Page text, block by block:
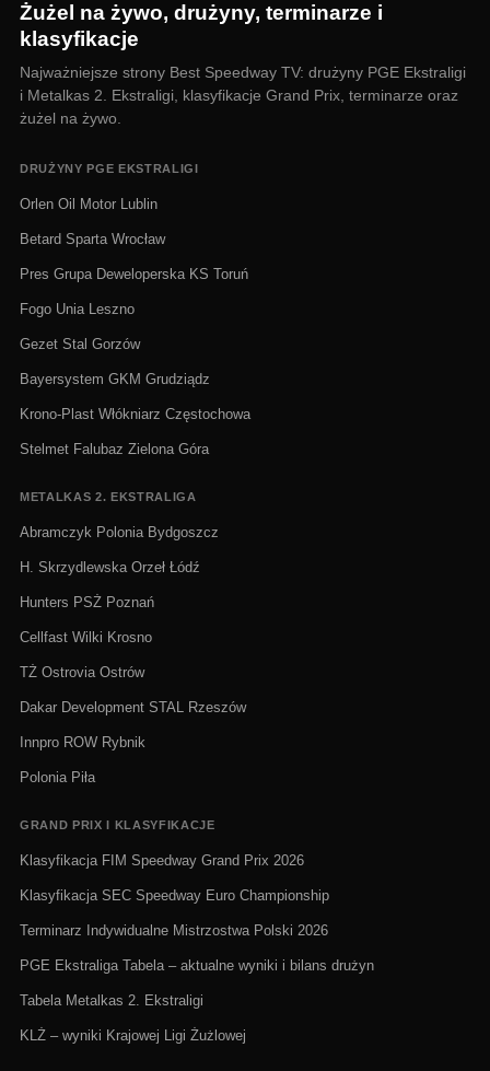
Żużel na żywo, drużyny, terminarze i
klasyfikacje
Najważniejsze strony Best Speedway TV: drużyny PGE Ekstraligi
i Metalkas 2. Ekstraligi, klasyfikacje Grand Prix, terminarze oraz
żużel na żywo.
DRUŻYNY PGE EKSTRALIGI
Orlen Oil Motor Lublin
Betard Sparta Wrocław
Pres Grupa Deweloperska KS Toruń
Fogo Unia Leszno
Gezet Stal Gorzów
Bayersystem GKM Grudziądz
Krono-Plast Włókniarz Częstochowa
Stelmet Falubaz Zielona Góra
METALKAS 2. EKSTRALIGA
Abramczyk Polonia Bydgoszcz
H. Skrzydlewska Orzeł Łódź
Hunters PSŻ Poznań
Cellfast Wilki Krosno
TŻ Ostrovia Ostrów
Dakar Development STAL Rzeszów
Innpro ROW Rybnik
Polonia Piła
GRAND PRIX I KLASYFIKACJE
Klasyfikacja FIM Speedway Grand Prix 2026
Klasyfikacja SEC Speedway Euro Championship
Terminarz Indywidualne Mistrzostwa Polski 2026
PGE Ekstraliga Tabela – aktualne wyniki i bilans drużyn
Tabela Metalkas 2. Ekstraligi
KLŻ – wyniki Krajowej Ligi Żużlowej